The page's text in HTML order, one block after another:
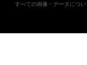
すべての画像・データにつ